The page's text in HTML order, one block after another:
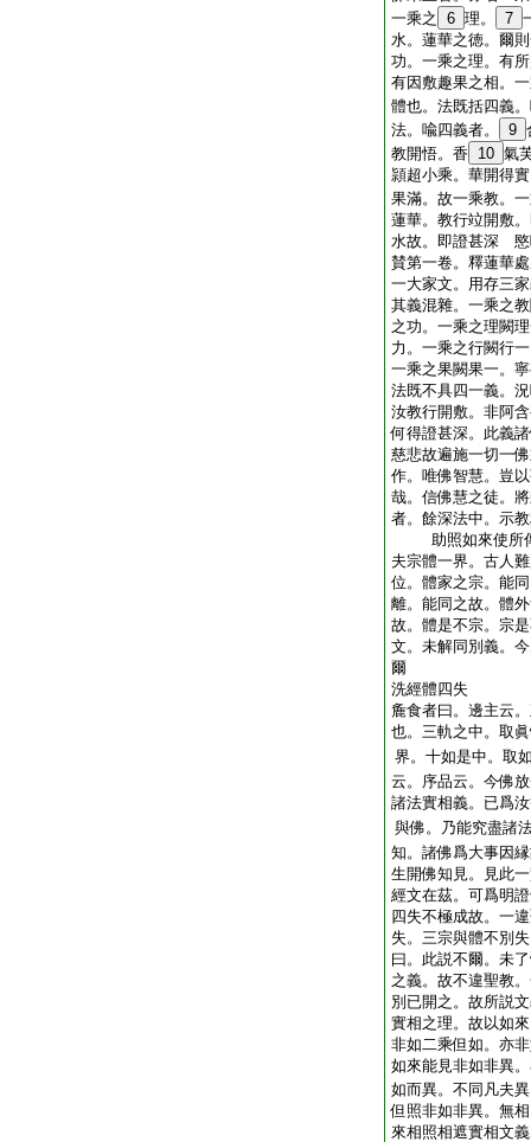
一乘之
6 理。 7
水。蓮華之徳。爾
功。一乘之理。有
有因敷趣果之相。
體也。法既括四義
法。喩四義者。
9
教開悟。香
10 氣
頴超小乘。華開得
果滿。故一乘教。
蓮華。教行竝開敷
水故。即證甚深 愍
賛第一卷。釋蓮華
一大家文。用存三
其義混雜。一乘之
之功。一乘之理闕
力。一乘之行闕行
一乘之果闕果一。
法既不具四一義。
汝教行開敷。非阿
何得證甚深。此義
慈悲故遍施一切一
作。唯佛智慧。豈
哉。信佛慧之徒。
者。餘深法中。示
助照如來使所傳
夫宗體一界。古人
位。體家之宗。能
離。能同之故。體
故。體是不宗。宗
文。未解同別義。
爾
洗經體四失
麁食者曰。邊主云
也。三軌之中。取
界。十如是中。取
云。序品云。今佛
諸法實相義。已爲
與佛。乃能究盡諸
知。諸佛爲大事因
生開佛知見。見此
經文在茲。可爲明
四失不極成故。一
失。三宗與體不別
曰。此説不爾。未
之義。故不違聖教
別已開之。故所説
實相之理。故以如
非如二乘但如。亦
如來能見非如非異
如而異。不同凡夫
但照非如非異。無
來相照相遮實相文